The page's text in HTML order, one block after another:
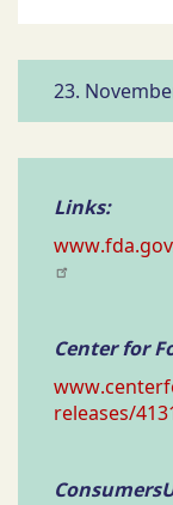
23.
Links:
Center for
releases/